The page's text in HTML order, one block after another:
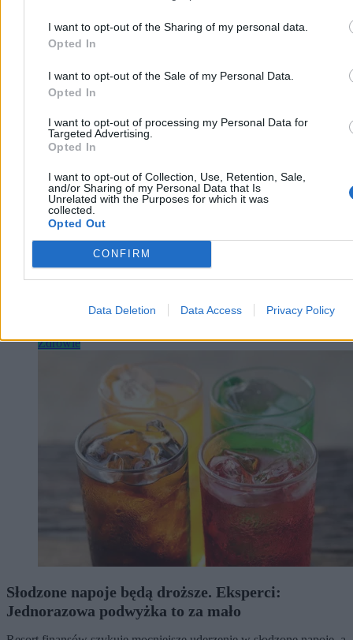
I want to opt-out of the Sharing of my personal data.
Opted In
I want to opt-out of the Sale of my Personal Data.
Opted In
I want to opt-out of processing my Personal Data for
Targeted Advertising.
Opted In
I want to opt-out of Collection, Use, Retention, Sale,
and/or Sharing of my Personal Data that Is
Unrelated with the Purposes for which it was
collected.
Opted Out
CONFIRM
Data Deletion Data Access Privacy Policy
Tomasz Pałasz
06.08.2026
Reklama
Reklama
Zdrowie
Słodzone napoje będą droższe. Eksperci:
Jednorazowa podwyżka to za mało